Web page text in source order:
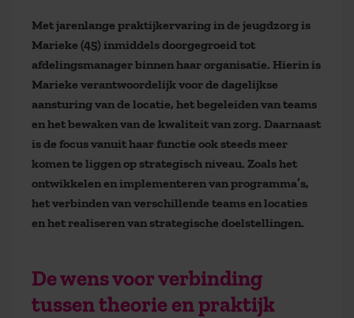
Met jarenlange praktijkervaring in de jeugdzorg is
Marieke (45) inmiddels doorgegroeid tot
afdelingsmanager binnen haar organisatie. Hierin is
Marieke verantwoordelijk voor de dagelijkse
aansturing van de locatie, het begeleiden van teams
en het bewaken van de kwaliteit van zorg. Daarnaast
is de focus vanuit haar functie ook steeds meer
komen te liggen op strategisch niveau. Zoals het
ontwikkelen en implementeren van programma’s,
het verbinden van verschillende teams en locaties
en het realiseren van strategische doelstellingen.
De wens voor verbinding
tussen theorie en praktijk